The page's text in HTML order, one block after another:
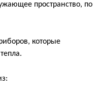
пространство, по
которые